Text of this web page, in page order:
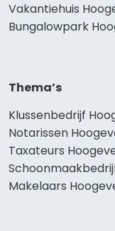
Vakantiehuis
Bungalowpark
Thema’s
Klussenbedrijf
Notarissen
Taxateurs
Makelaars